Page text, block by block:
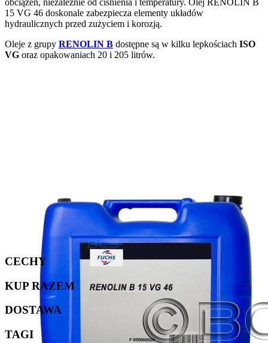
obciążeń, niezależnie od ciśnienia i temperatury. Olej RENOLIN B
15 VG 46 doskonale zabezpiecza elementy układów
hydraulicznych przed zużyciem i korozją.
Oleje z grupy RENOLIN B dostępne są w kilku lepkościach ISO
VG oraz opakowaniach 20 i 205 litrów.
CECHY
KUP RAZEM
DOSTAWA
TAGI